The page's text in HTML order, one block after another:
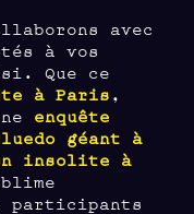
avec
à vos
Que ce
à Paris ,
enquête
géant à
insolite à
participants